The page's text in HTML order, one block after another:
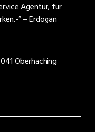
Agentur, für
“ – Erdogan
Oberhaching